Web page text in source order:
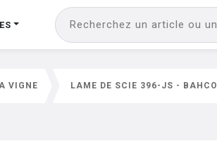
VIGNE LAME DE SCIE 396-JS - BAHCO